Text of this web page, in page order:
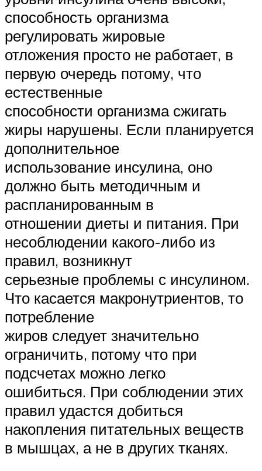
способность организма
регулировать жировые
отложения просто не работает, в
первую очередь потому, что
естественные
способности организма сжигать
жиры нарушены. Если планируется
дополнительное
использование инсулина, оно
должно быть методичным и
распланированным в
отношении диеты и питания. При
несоблюдении какого-либо из
правил, возникнут
серьезные проблемы с инсулином.
Что касается макронутриентов, то
потребление
жиров следует значительно
ограничить, потому что при
подсчетах можно легко
ошибиться. При соблюдении этих
правил удастся добиться
накопления питательных веществ
в мышцах, а не в других тканях.